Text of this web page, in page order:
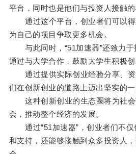
平台，同时也是他们与投资人接触的
通过这个平台，创业者们可以得
为自己的项目争取更多机会。
与此同时，“51加速器”还致力于
通过与大学合作，鼓励大学生积极创
通过提供实际创业经验分享、资
们在创新创业的道路上迈出坚实的一
这种创新创业的生态圈将为社会
会，推动整个经济的发展。
通过“51加速器”，创业者们不仅
和支持，还能够接触到众多投资人